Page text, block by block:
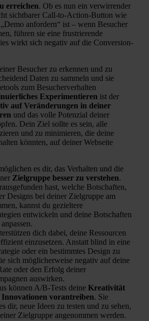
erreichen. Ob es nun ein verwirrender
sichtbarer Call-to-Action-Button wie
anfordern“ ist – wenn Besucher
führen sie eine frustrierende
wirkt sich negativ auf die Conversion-
Besucher zu erkennen und zu
Daten zu sammeln und sie
zum Besucherverhalten
Experimentierenist der
auf Veränderungen in deiner
und das volle Potenzial deiner
Dein Ziel sollte es sein, alle
und zu minimieren, die deine
könnten, auf deiner Webseite
es dir, das Verhalten und die
Zielgruppe besser zu verstehen.
hast, welche Botschaften,
Designs bei deiner Zielgruppe am
kannst du gezieltere
entwickeln und deine Botschaften
dich dabei, deine Ressourcen
einzusetzen. Anstatt blind in eine
oder ein bestimmtes Design zu
sich möglicherweise negativ auf deine
oder den Erfolg deiner
auswirken.
können A/B-Tests deine Kreativität
vorantreiben. Sie
dir, neue Ideen zu testen und zu sehen,
Zielgruppe angenommen werden.